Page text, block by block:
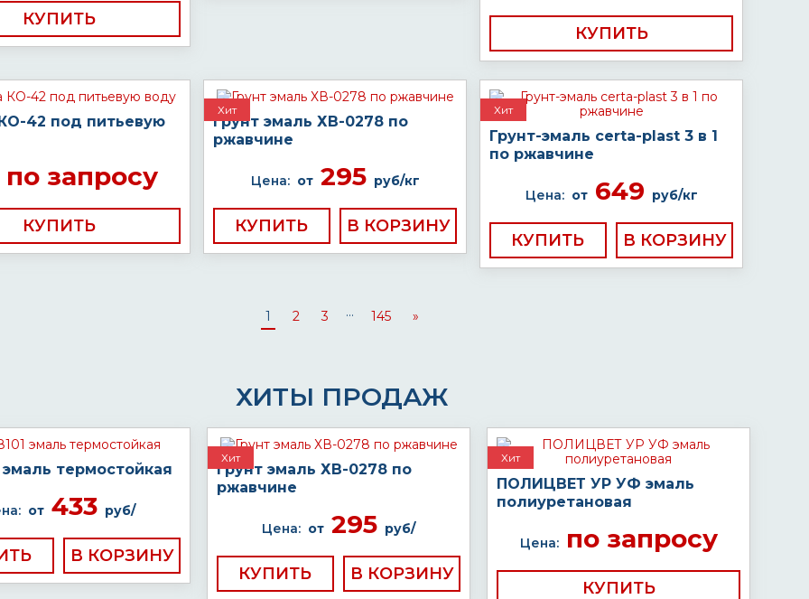
КУПИТЬ
КУПИТЬ
42 под питьевую
запросу
КУПИТЬ
Хит
Грунт эмаль ХВ-0278 по
ржавчине
Цена: от295 руб/кг
КУПИТЬ
Хит
Грунт-эмаль certa-plast 3 в 1
по ржавчине
Цена: от649 руб/кг
КУПИТЬ
1 2 3 ... 145 »
ХИТЫ ПРОДАЖ
эмаль термостойкая
от 433 руб/
Хит
Грунт эмаль ХВ-0278 по
ржавчине
Цена: от 295 руб/
КУПИТЬ
Хит
ПОЛИЦВЕТ УР УФ эмаль
полиуретановая
Цена:по запросу
КУПИТЬ